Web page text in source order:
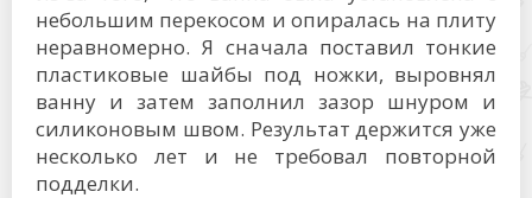
небольшим перекосом и опиралась на плиту
неравномерно. Я сначала поставил тонкие
пластиковые шайбы под ножки, выровнял
ванну и затем заполнил зазор шнуром и
силиконовым швом. Результат держится уже
несколько лет и не требовал повторной
подделки.